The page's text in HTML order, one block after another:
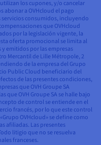
los cupones, y/o cancelar
abonar a OVHcloud el pago
consumidos, incluyendo
que OVHcloud
por la legislación vigente, la
oferta promocional se limita al
emitidos por las empresas
Mercantil de Lille Métropole, 2
de la empresa del Grupo
Public Cloud beneficiario del
de las presentes condiciones,
que OVH Groupe SA
que OVH Groupe SA se halle bajo
de control se entiende en el
francés, por lo que este control
OVHcloud» se define como
afiliadas. Las presentes
litigio que no se resuelva
franceses.